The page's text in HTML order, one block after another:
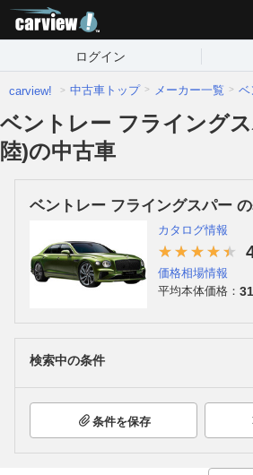
ログイン
carview! 中古車トップ メーカー一覧 ベ
ベントレー フライング
陸)の中古車
ベントレー フライングスパー
カタログ情報
価格相場情報
平均本体価格：
検索中の条件
条件を保存